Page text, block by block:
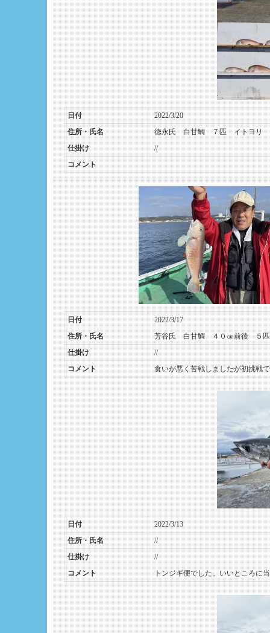
日付
2022/3/20
住所・氏名
徳永氏 白甘鯛 ７匹 イトヨリ
仕掛け
//
コメント
日付
2022/3/17
住所・氏名
芳谷氏 白甘鯛 ４０㎝前後 ５
仕掛け
//
コメント
食いが悪く苦戦しましたが初挑戦
日付
2022/3/13
住所・氏名
//
仕掛け
//
コメント
トンジギ便でした。いいところに